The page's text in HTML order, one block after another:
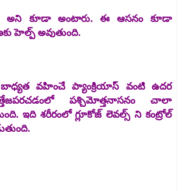
అని కూడా అంటారు. ఈ ఆసనం కూడా
హెల్ప్ అవుతుంది.
బాధ్యత వహించే ప్యాంక్రియాస్ వంటి ఉదర
పశ్చిమోత్తనాసనం చాలా
ఇది శరీరంలో గ్లూకోజ్ లెవల్స్ ని కంట్రోల్